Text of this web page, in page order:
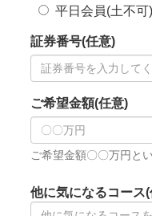
②年会費(会計年度：4
【改定前】
正 会 員 58,300円(
◆周辺ゴルフ場
「茅ヶ崎ゴルフ倶楽部
ブ」 「チェックメイ
トリークラブ」 「戸